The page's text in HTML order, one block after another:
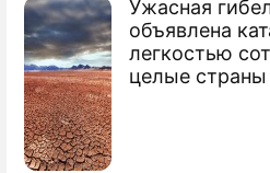
Ужасная
объявлена
легкостью
целые страны
Женщина прокатила
капоте
У ГУВД Москвы сбили